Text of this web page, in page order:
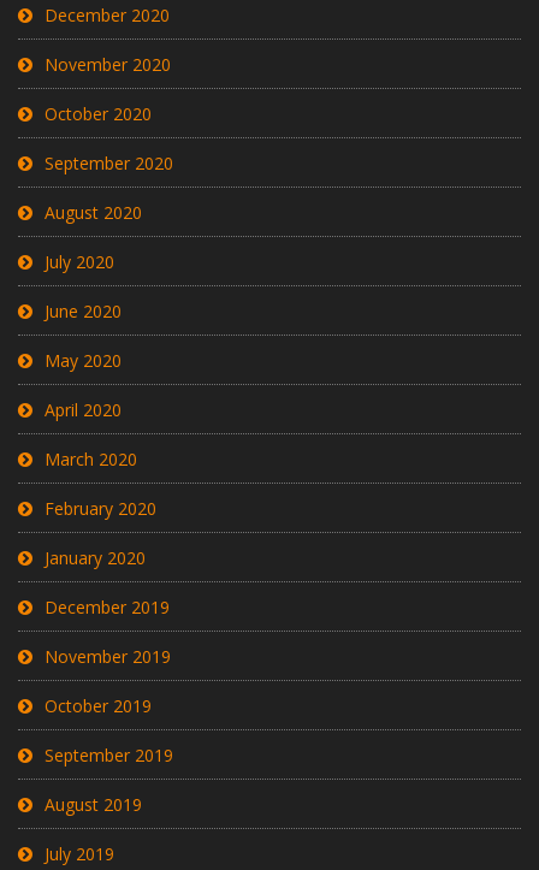
December 2020
November 2020
October 2020
September 2020
August 2020
July 2020
June 2020
May 2020
April 2020
March 2020
February 2020
January 2020
December 2019
November 2019
October 2019
September 2019
August 2019
July 2019